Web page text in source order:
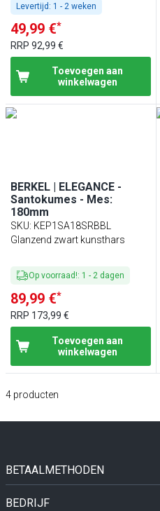
Levertijd: 1 - 2 weken
49,99 €*
RRP 92,99 €
Toevoegen aan
winkelwagen
BERKEL | ELEGANCE -
Santokumes - Mes:
180mm
SKU: KEP1SA18SRBBL
Glanzend zwart kunsthars
Op voorraad!: 1 - 2 dagen
89,99 €*
RRP 173,99 €
Toevoegen aan
winkelwagen
4 producten
BETAALMETHODEN
BEDRIJF